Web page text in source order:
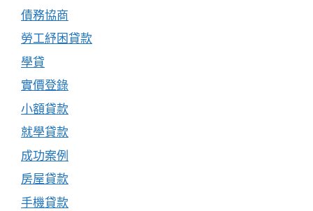
債務協商
勞工紓困貸款
學貸
實價登錄
小額貸款
就學貸款
成功案例
房屋貸款
手機貸款